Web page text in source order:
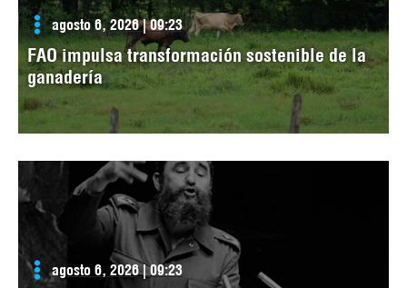
agosto 6, 2026 | 09:23
FAO impulsa transformación sostenible de la
ganadería
agosto 6, 2026 | 09:23